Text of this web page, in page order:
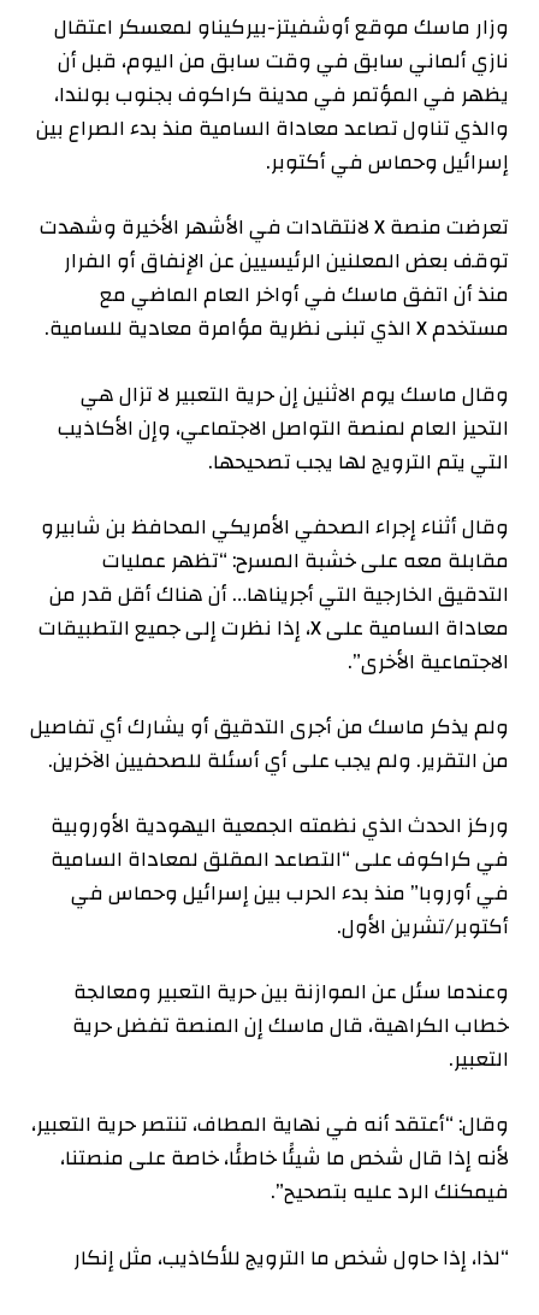
وزار ماسك موقع أوشفيتز-بيركيناو لمعسكر اعتقال
نازي ألماني سابق في وقت سابق من اليوم، قبل أن
يظهر في المؤتمر في مدينة كراكوف بجنوب بولندا،
والذي تناول تصاعد معاداة السامية منذ بدء الصراع بين
إسرائيل وحماس في أكتوبر.
تعرضت منصة X لانتقادات في الأشهر الأخيرة وشهدت
توقف بعض المعلنين الرئيسيين عن الإنفاق أو الفرار
منذ أن اتفق ماسك في أواخر العام الماضي مع
مستخدم X الذي تبنى نظرية مؤامرة معادية للسامية.
وقال ماسك يوم الاثنين إن حرية التعبير لا تزال هي
التحيز العام لمنصة التواصل الاجتماعي، وإن الأكاذيب
التي يتم الترويج لها يجب تصحيحها.
وقال أثناء إجراء الصحفي الأمريكي المحافظ بن شابيرو
مقابلة معه على خشبة المسرح: “تظهر عمليات
التدقيق الخارجية التي أجريناها… أن هناك أقل قدر من
معاداة السامية على X، إذا نظرت إلى جميع التطبيقات
الاجتماعية الأخرى”.
ولم يذكر ماسك من أجرى التدقيق أو يشارك أي تفاصيل
من التقرير. ولم يجب على أي أسئلة للصحفيين الآخرين.
وركز الحدث الذي نظمته الجمعية اليهودية الأوروبية
في كراكوف على “التصاعد المقلق لمعاداة السامية
في أوروبا” منذ بدء الحرب بين إسرائيل وحماس في
أكتوبر/تشرين الأول.
وعندما سئل عن الموازنة بين حرية التعبير ومعالجة
خطاب الكراهية، قال ماسك إن المنصة تفضل حرية
التعبير.
وقال: “أعتقد أنه في نهاية المطاف، تنتصر حرية التعبير،
لأنه إذا قال شخص ما شيئًا خاطئًا، خاصة على منصتنا،
فيمكنك الرد عليه بتصحيح”.
“لذا، إذا حاول شخص ما الترويج للأكاذيب، مثل إنكار